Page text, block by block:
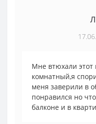
Мне втюхали этот
комнатный,я
меня заверили в
понравился но
балконе и в